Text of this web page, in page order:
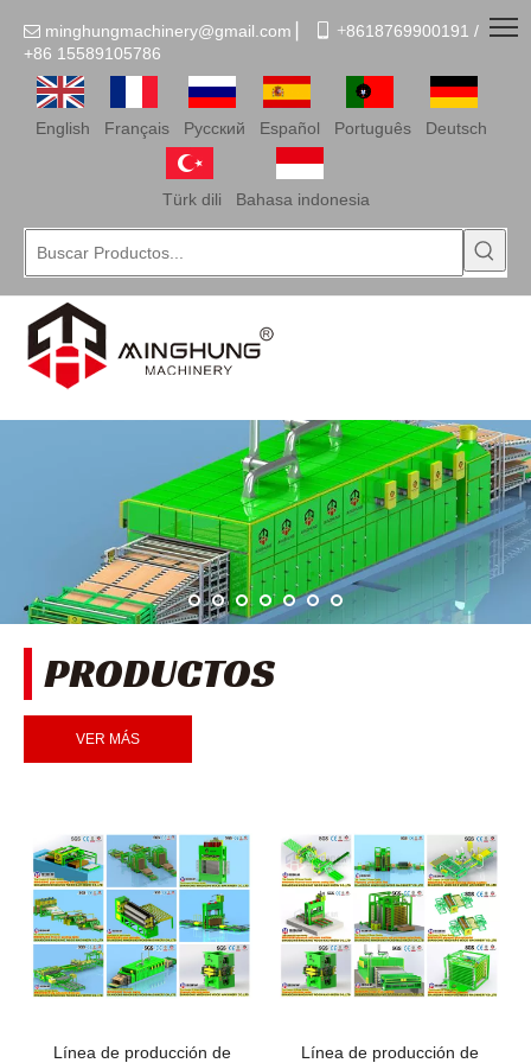
 minghungmachinery@gmail.com  +8618769900191 /
+86 15589105786
English Français Pусский Español Português Deutsch
Türk dili Bahasa indonesia
PRODUCTOS
VER MÁS
Línea de producción de
Línea de producción de